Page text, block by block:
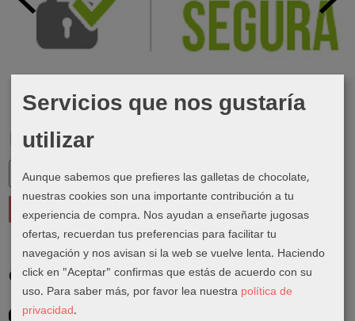
Marcas
Costes de Envío
GRATIS *
Servicios que nos gustaría
utilizar
Aunque sabemos que prefieres las galletas de chocolate,
nuestras cookies son una importante contribución a tu
experiencia de compra. Nos ayudan a enseñarte jugosas
ofertas, recuerdan tus preferencias para facilitar tu
navegación y nos avisan si la web se vuelve lenta. Haciendo
click en "Aceptar" confirmas que estás de acuerdo con su
uso. Para saber más, por favor lea nuestra política de
privacidad.